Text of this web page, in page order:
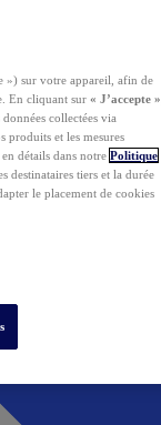
») sur votre appareil, afin de
En cliquant sur « J’accepte »
collectées via
produits et les mesures
détails dans notre Politique
destinataires tiers et la durée
le placement de cookies